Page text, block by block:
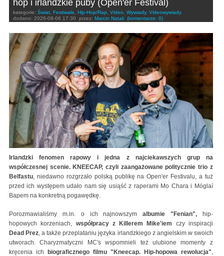
hop i irlandzkie puby (Open'er Festival)
kategorie: Świat, Festiwale, Hip-Hop/Rap, Video, Wywiady, Videowywiady
dodano: 2026-08-06 17:30 przez: Marcin Natali (komentarze: 0)
Irlandzki fenomen rapowy i jedna z najciekawszych grup na
współczesnej scenie. KNEECAP, czyli zaangażowane politycznie trio z
Belfastu, niedawno rozgrzało polską publikę na Open'er Festivalu, a tuż
przed ich występem udało nam się usiąść z raperami Mo Chara i Móglaí
Bapem na konkretną pogawędkę.
Porozmawialiśmy m.in. o ich najnowszymalbumie "Fenian", hip-
hopowych korzeniach, współpracy z Killerem Mike'iem czy inspiracji
Dead Prez, a także przeplataniu języka irlandzkiego z angielskim w swoich
utworach. Charyzmatyczni MC's wspomnieli też ulubione momenty z
kręcenia ich
biograficznego filmu "Kneecap. Hip-hopowa rewolucja",